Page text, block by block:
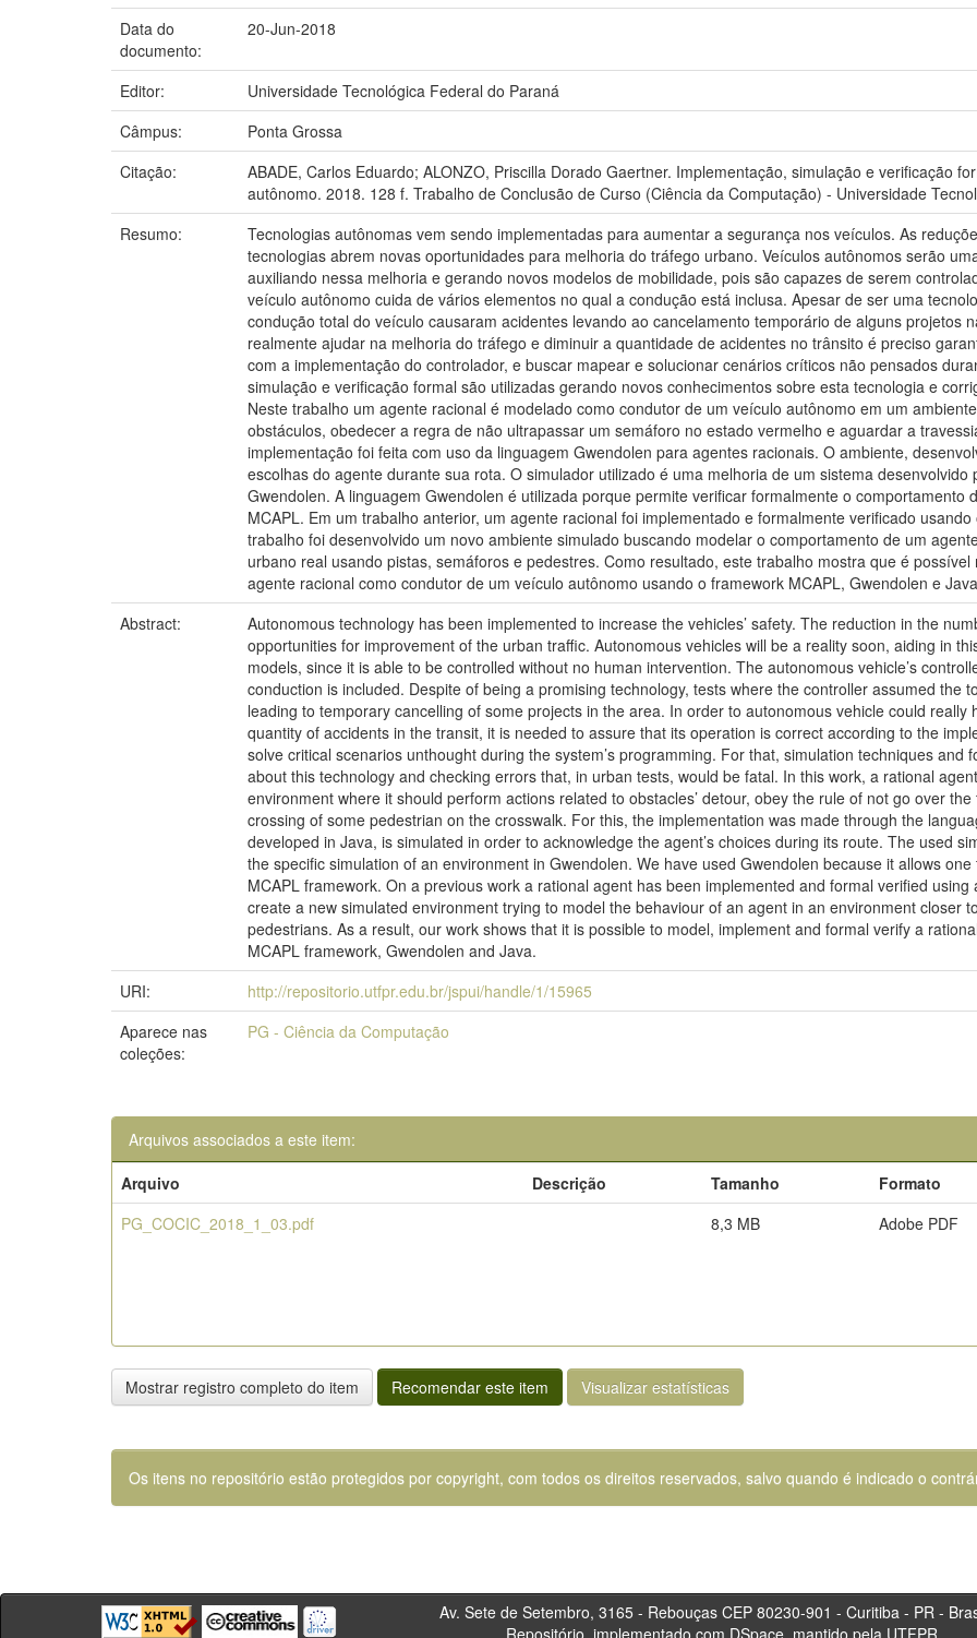
Data do
documento:
20-Jun-2018
Editor:
Universidade Tecnológica Federal do Paraná
Câmpus:
Ponta Grossa
Citação:
ABADE, Carlos Eduardo; ALONZO, Priscilla Dorado Gaertner. Implementação, simulação e verificação
autônomo. 2018. 128 f. Trabalho de Conclusão de Curso (Ciência da Computação) - Universidade
Resumo:
Tecnologias autônomas vem sendo implementadas para aumentar a segurança nos veículos. As
tecnologias abrem novas oportunidades para melhoria do tráfego urbano. Veículos autônomos serão
auxiliando nessa melhoria e gerando novos modelos de mobilidade, pois são capazes de serem
veículo autônomo cuida de vários elementos no qual a condução está inclusa. Apesar de ser uma
condução total do veículo causaram acidentes levando ao cancelamento temporário de alguns projetos
realmente ajudar na melhoria do tráfego e diminuir a quantidade de acidentes no trânsito é preciso
com a implementação do controlador, e buscar mapear e solucionar cenários críticos não pensados
simulação e verificação formal são utilizadas gerando novos conhecimentos sobre esta tecnologia e
Neste trabalho um agente racional é modelado como condutor de um veículo autônomo em um
obstáculos, obedecer a regra de não ultrapassar um semáforo no estado vermelho e aguardar a
implementação foi feita com uso da linguagem Gwendolen para agentes racionais. O ambiente,
escolhas do agente durante sua rota. O simulador utilizado é uma melhoria de um sistema
Gwendolen. A linguagem Gwendolen é utilizada porque permite verificar formalmente o
MCAPL. Em um trabalho anterior, um agente racional foi implementado e formalmente verificado
trabalho foi desenvolvido um novo ambiente simulado buscando modelar o comportamento de um
urbano real usando pistas, semáforos e pedestres. Como resultado, este trabalho mostra que é
agente racional como condutor de um veículo autônomo usando o framework MCAPL, Gwendolen e
Abstract:
Autonomous technology has been implemented to increase the vehicles’ safety. The reduction in the
opportunities for improvement of the urban traffic. Autonomous vehicles will be a reality soon, aiding in
models, since it is able to be controlled without no human intervention. The autonomous vehicle’s
conduction is included. Despite of being a promising technology, tests where the controller assumed the
leading to temporary cancelling of some projects in the area. In order to autonomous vehicle could
quantity of accidents in the transit, it is needed to assure that its operation is correct according to the
solve critical scenarios unthought during the system’s programming. For that, simulation techniques
about this technology and checking errors that, in urban tests, would be fatal. In this work, a rational
environment where it should perform actions related to obstacles’ detour, obey the rule of not go over
crossing of some pedestrian on the crosswalk. For this, the implementation was made through the
developed in Java, is simulated in order to acknowledge the agent’s choices during its route. The used
the specific simulation of an environment in Gwendolen. We have used Gwendolen because it allows
MCAPL framework. On a previous work a rational agent has been implemented and formal verified
create a new simulated environment trying to model the behaviour of an agent in an environment closer
pedestrians. As a result, our work shows that it is possible to model, implement and formal verify a
MCAPL framework, Gwendolen and Java.
URI:
http://repositorio.utfpr.edu.br/jspui/handle/1/15965
Aparece nas
coleções:
PG - Ciência da Computação
Arquivos associados a este item:
Arquivo
Descrição Tamanho
Formato
PG_COCIC_2018_1_03.pdf
8,3 MB Adobe PDF
Mostrar registro completo do item Recomendar este item Visualizar estatísticas
Os itens no repositório estão protegidos por copyright, com todos os direitos reservados, salvo quando é indicado o
Av. Sete de Setembro, 3165 - Rebouças CEP 80230-901 -
Repositório, implementado com DSpace, mantido pela UTFPR